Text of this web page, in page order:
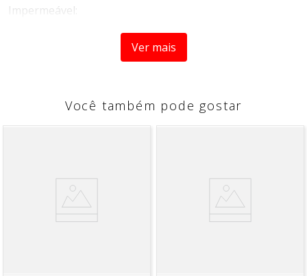
Impermeável:
A inovadora tecnologia do Acquablock Interno combina a
nova forma de entrelaçamento dos fios com um sutil
recobrimento das fibras, evitando a passagem de água
O Acquablock Interno conta com uma tecnologia que
proporciona tecidos com toque mais macio e confortável,
O novo tecido é resistente a manchas líquidas e oleosas,
facilitando a manutenção no seu dia a dia.
Respeito ao Meio Ambiente:
de fabricação conscientes para evitar impactos ao meio
Ver mais
Você também pode gostar